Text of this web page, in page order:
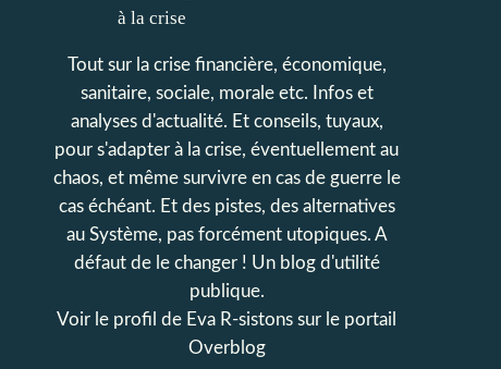
Tout sur la crise financière, économique,
sanitaire, sociale, morale etc. Infos et
analyses d'actualité. Et conseils, tuyaux,
pour s'adapter à la crise, éventuellement au
chaos, et même survivre en cas de guerre le
cas échéant. Et des pistes, des alternatives
au Système, pas forcément utopiques. A
défaut de le changer ! Un blog d'utilité
publique.
Voir le profil de Eva R-sistons sur le portail
Overblog